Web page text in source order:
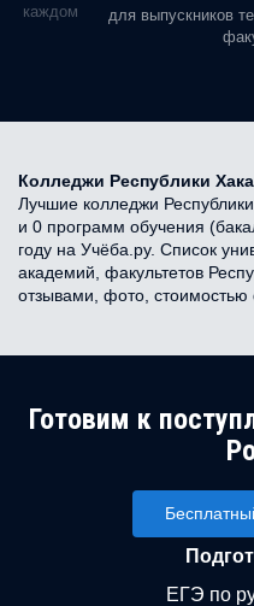
в каждом
для выпускников
Колледжи Республики
Лучшие колледжи
и 0 программ обучения
году на Учёба.ру. Список
академий, факультетов
отзывами, фото,
Готовим к
ЕГЭ по